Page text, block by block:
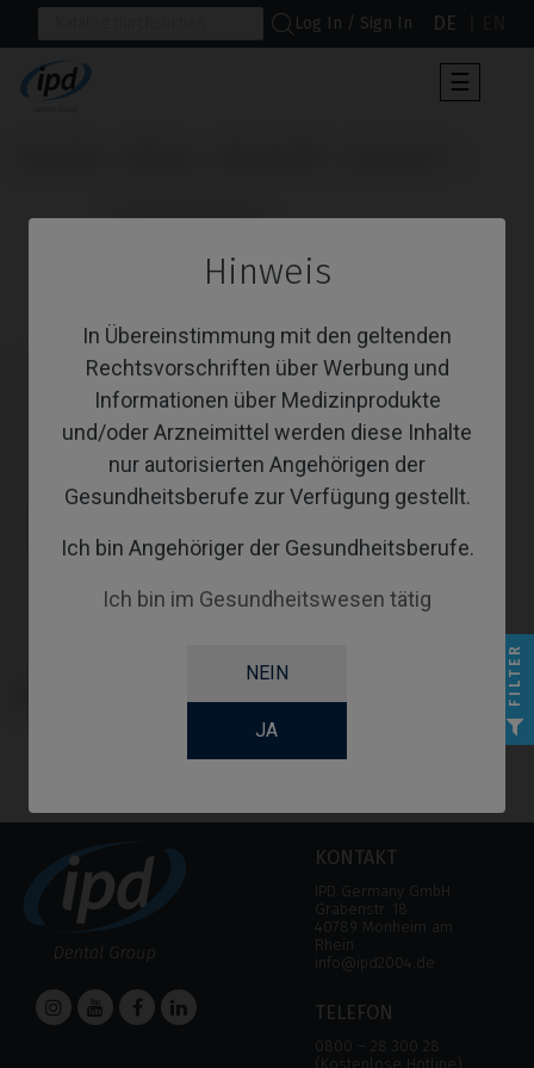
Hinweis
In Übereinstimmung mit den geltenden
Rechtsvorschriften über Werbung und
Informationen über Medizinprodukte
und/oder Arzneimittel werden diese Inhalte
nur autorisierten Angehörigen der
Gesundheitsberufe zur Verfügung gestellt.
Ich bin Angehöriger der Gesundheitsberufe.
Ich bin im Gesundheitswesen tätig
NEIN
JA
Log In / Sign In DE
der
☰
                      Schraubendreher
KONTAKT
IPD Germany GmbH
Grabenstr. 18
40789 Monheim am
Rhein
info@ipd2004.de
TELEFON
0800 – 28 300 28
(Kostenlose Hotline)
FILTER